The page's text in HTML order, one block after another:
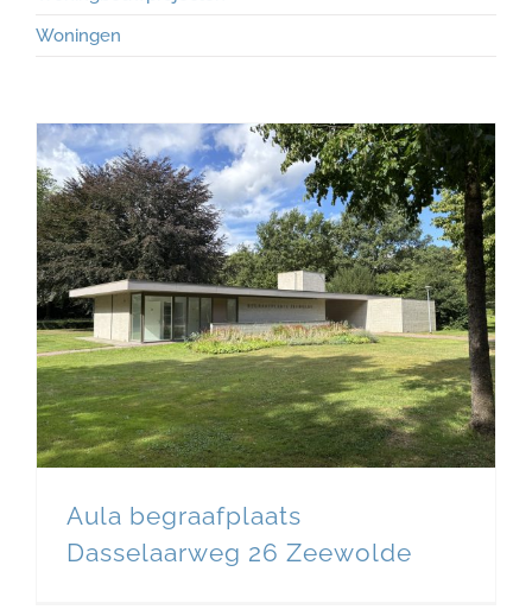
Woningen
Aula begraafplaats
Dasselaarweg 26 Zeewolde